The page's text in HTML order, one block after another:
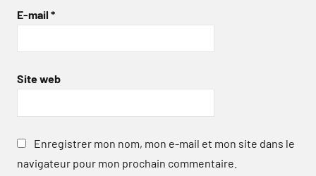
E-mail *
Site web
Enregistrer mon nom, mon e-mail et mon site dans le
navigateur pour mon prochain commentaire.